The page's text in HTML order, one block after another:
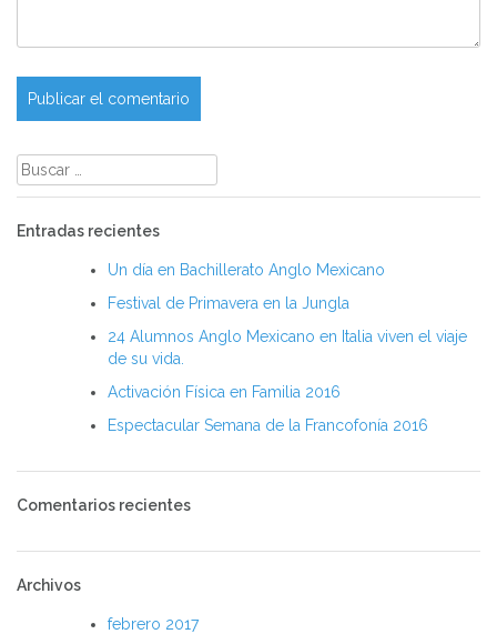
Buscar:
Entradas recientes
Un día en Bachillerato Anglo Mexicano
Festival de Primavera en la Jungla
24 Alumnos Anglo Mexicano en Italia viven el viaje
de su vida.
Activación Física en Familia 2016
Espectacular Semana de la Francofonía 2016
Comentarios recientes
Archivos
febrero 2017